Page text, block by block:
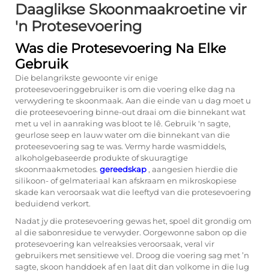
Daaglikse Skoonmaakroetine vir
'n Protesevoering
Was die Protesevoering Na Elke
Gebruik
Die belangrikste gewoonte vir enige
proteesevoeringgebruiker is om die voering elke dag na
verwydering te skoonmaak. Aan die einde van u dag moet u
die proteesevoering binne-out draai om die binnekant wat
met u vel in aanraking was bloot te lê. Gebruik 'n sagte,
geurlose seep en lauw water om die binnekant van die
proteesevoering sag te was. Vermy harde wasmiddels,
alkoholgebaseerde produkte of skuuragtige
skoonmaakmetodes. gereedskap , aangesien hierdie die
silikoon- of gelmateriaal kan afskraam en mikroskopiese
skade kan veroorsaak wat die leeftyd van die protesevoering
beduidend verkort.
Nadat jy die protesevoering gewas het, spoel dit grondig om
al die sabonresidue te verwyder. Oorgewonne sabon op die
protesevoering kan velreaksies veroorsaak, veral vir
gebruikers met sensitiewe vel. Droog die voering sag met ’n
sagte, skoon handdoek af en laat dit dan volkome in die lug